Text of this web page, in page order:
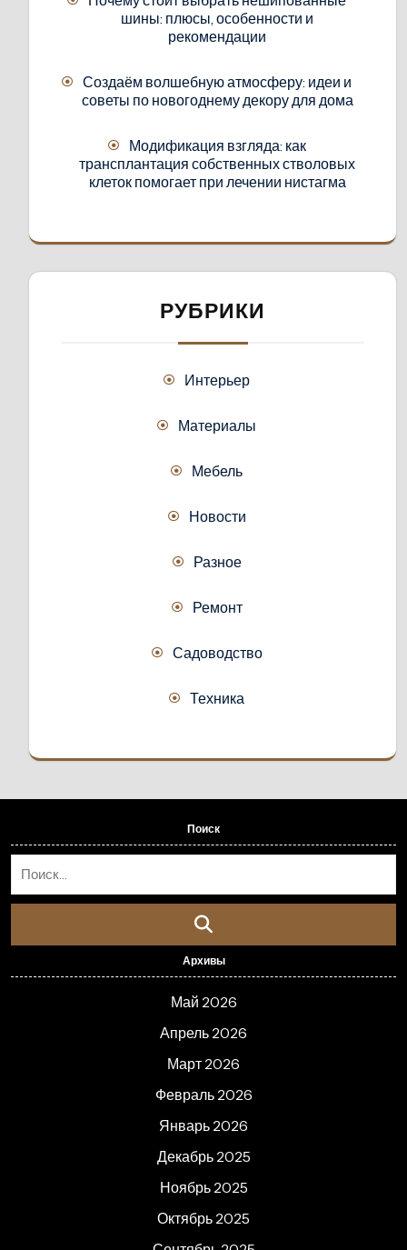
шины: плюсы, особенности и
рекомендации
Создаём волшебную атмосферу: идеи и
советы по новогоднему декору для дома
Модификация взгляда: как
трансплантация собственных стволовых
клеток помогает при лечении нистагма
РУБРИКИ
Интерьер
Материалы
Мебель
Новости
Разное
Ремонт
Садоводство
Техника
Поиск
Архивы
Май 2026
Апрель 2026
Март 2026
Февраль 2026
Январь 2026
Декабрь 2025
Ноябрь 2025
Октябрь 2025